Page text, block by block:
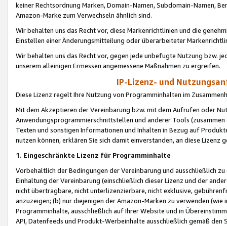
keiner Rechtsordnung Marken, Domain-Namen, Subdomain-Namen,
Amazon-Marke zum Verwechseln ähnlich sind.
Wir behalten uns das Recht vor, diese Markenrichtlinien und die
Einstellen einer Änderungsmitteilung oder überarbeiteter
Wir behalten uns das Recht vor, gegen jede unbefugte Nutzung bzw.
unserem alleinigen Ermessen angemessene Maßnahmen zu ergreifen.
IP-Lizenz- und
Diese Lizenz regelt Ihre Nutzung von Programminhalten im
Mit dem Akzeptieren der Vereinbarung bzw. mit dem Aufrufen oder
Anwendungsprogrammierschnittstellen und anderer Tools (zusammen
Texten und sonstigen Informationen und Inhalten in Bezug auf
nutzen können, erklären Sie sich damit einverstanden, an diese Lizenz
1. Eingeschränkte Lizenz für Programminhalte
Vorbehaltlich der Bedingungen der Vereinbarung und ausschließlich
Einhaltung der Vereinbarung (einschließlich dieser Lizenz und der
nicht übertragbare, nicht unterlizenzierbare, nicht exklusive,
anzuzeigen; (b) nur diejenigen der Amazon-Marken zu verwenden
Programminhalte, ausschließlich auf Ihrer Website und in
API, Datenfeeds und Produkt-Werbeinhalte ausschließlich gemäß